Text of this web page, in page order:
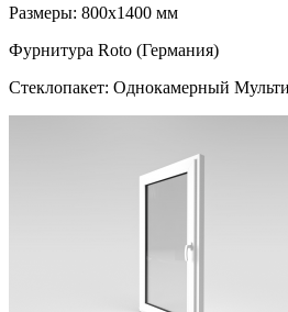
Размеры: 800x1400 мм
Фурнитура Roto (Германия)
Стеклопакет: Однокамерный